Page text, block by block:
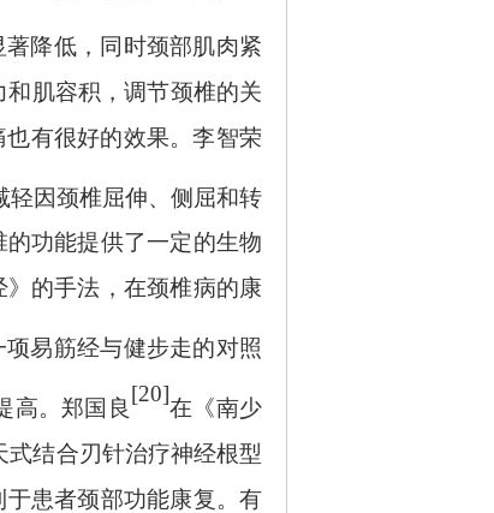
降低，同时颈部肌肉紧
肌容积，调节颈椎的关
也有很好的效果。李智荣
轻因颈椎屈伸、侧屈和转
功能提供了一定的生物
的手法，在颈椎病的康
项易筋经与健步走的对照
高。郑国良
[20]
在《南少
式结合刃针治疗神经根型
患者颈部功能康复。有